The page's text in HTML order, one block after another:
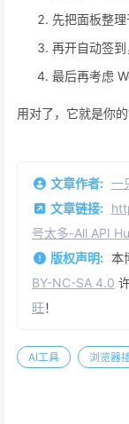
先把面板整理
再开自动签到
最后再考虑
用对了，它就是你的
文章作者: 一
文章链接:
号太多-All API
版权声明: 本
BY-NC-SA 4.0
旺！
AI工具 浏览器